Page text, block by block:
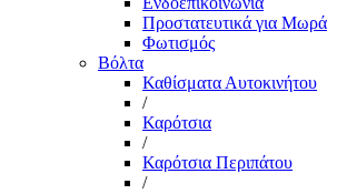
Προστατευτικά για Μωρά
Φωτισμός
Βόλτα
Καθίσματα Αυτοκινήτου
/
Καρότσια
/
Καρότσια Περιπάτου
/